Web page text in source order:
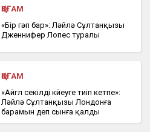
ҚОҒАМ
«Бір гәп бар»: Ләйлә Сұлтанқызы
Дженнифер Лопес туралы
ҚОҒАМ
«Айгүл секілді күйеуге тиіп кетпе»:
Ләйлә Сұлтанқызы Лондонға
барамын деп сынға қалды